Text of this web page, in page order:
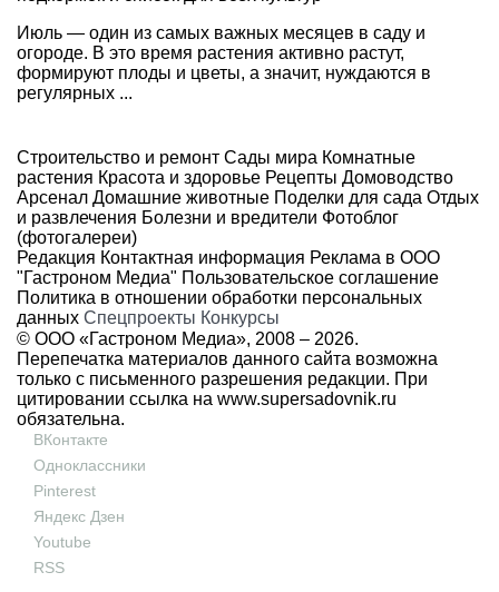
Июль — один из самых важных месяцев в саду и
огороде. В это время растения активно растут,
формируют плоды и цветы, а значит, нуждаются в
регулярных ...
Строительство и ремонт Сады мира Комнатные
растения Красота и здоровье Рецепты Домоводство
Арсенал Домашние животные Поделки для сада Отдых
и развлечения Болезни и вредители Фотоблог
(фотогалереи)
Редакция Контактная информация Реклама в ООО
"Гастроном Медиа" Пользовательское соглашение
Политика в отношении обработки персональных
данных Спецпроекты Конкурсы
© ООО «Гастроном Медиа», 2008 – 2026.
Перепечатка материалов данного сайта возможна
только с письменного разрешения редакции. При
цитировании ссылка на www.supersadovnik.ru
обязательна.
ВКонтакте
Одноклассники
Pinterest
Яндекс Дзен
Youtube
RSS